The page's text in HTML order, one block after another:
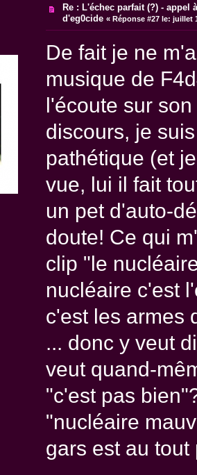
Re : L'échec parfait (?) - appel
d'eg0cide « Réponse #27 le: juillet
De fait je ne
musique de
l'écoute sur
discours, je
pathétique (et
vue, lui il fait
un pet d'auto-
doute! Ce qui
clip "le
nucléaire c'est
c'est les armes
... donc y veut
veut quand-
"c'est pas
"nucléaire
gars est au